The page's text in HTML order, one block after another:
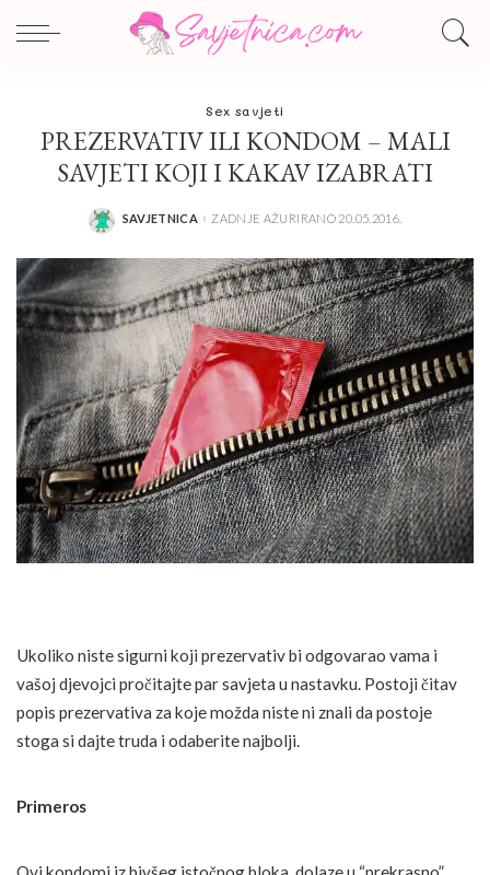
Sex savjeti
PREZERVATIV ILI KONDOM – MALI
SAVJETI KOJI I KAKAV IZABRATI
POSTED
SAVJETNICA ZADNJE AŽURIRANO 20.05.2016.
Ukoliko niste sigurni koji prezervativ bi odgovarao vama i
vašoj djevojci pročitajte par savjeta u nastavku. Postoji čitav
popis prezervativa za koje možda niste ni znali da postoje
stoga si dajte truda i odaberite najbolji.
Primeros